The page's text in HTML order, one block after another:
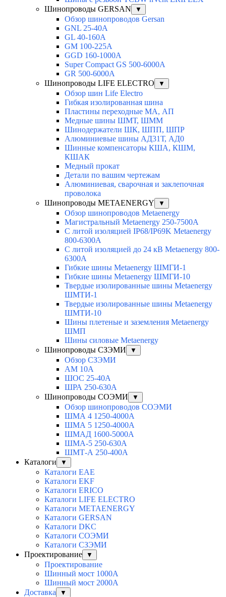
Шинопроводы GERSAN
▼
Обзор шинопроводов Gersan
GNL 25-40A
GL 40-160A
GM 100-225A
GGD 160-1000A
Super Compact GS 500-6000A
GR 500-6000A
Шинопроводы LIFE ELECTRO
▼
Обзор шин Life Electro
Гибкая изолированная шина
Пластины переходные МА, АП
Медные шины ШМТ, ШММ
Шинодержатели ШК, ШПП, ШПР
Алюминиевые шины АД31Т, АД0
Шинные компенсаторы КША, КШМ,
КШАК
Медный прокат
Детали по вашим чертежам
Алюминиевая, cварочная и заклепочная
проволока
Шинопроводы METAENERGY
▼
Обзор шинопроводов Metaenergy
Магистральный Metaenergy 250-7500A
С литой изоляцией IP68/IP69K Metaenergy
800-6300A
С литой изоляцией до 24 кВ Metaenergy 800-
6300A
Гибкие шины Metaenergy ШМГИ-1
Гибкие шины Metaenergy ШМГИ-10
Твердые изолированные шины Metaenergy
ШМТИ-1
Твердые изолированные шины Metaenergy
ШМТИ-10
Шины плетеные и заземления Metaenergy
ШМП
Шины силовые Metaenergy
Шинопроводы СЗЭМИ
▼
Обзор СЗЭМИ
АМ 10А
ШОС 25-40А
ШРА 250-630А
Шинопроводы СОЭМИ
▼
Обзор шинопроводов СОЭМИ
ШМА 4 1250-4000А
ШМА 5 1250-4000А
ШМАД 1600-5000А
ШМА-5 250-630А
ШМТ-А 250-400А
Каталоги
▼
Каталоги EAE
Каталоги EKF
Каталоги ERICO
Каталоги LIFE ELECTRO
Каталоги METAENERGY
Каталоги GERSAN
Каталоги DKC
Каталоги СОЭМИ
Каталоги СЗЭМИ
Проектирование
▼
Проектирование
Шинный мост 1000А
Шинный мост 2000А
Доставка
▼